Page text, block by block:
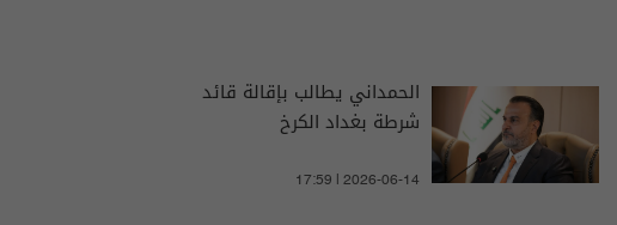
الحمداني يطالب بإقالة قائد
شرطة بغداد الكرخ
17:59 | 2026-06-14